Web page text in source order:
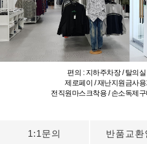
편의 : 지하주차장 / 탈의
제로페이 / 재난지원금사
전직원마스크착용 / 손소독제
1:1문의 반품교환